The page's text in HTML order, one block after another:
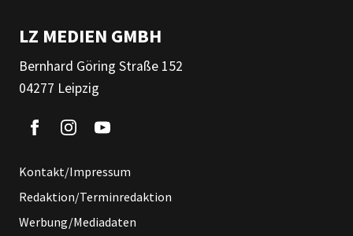
LZ MEDIEN GMBH
Bernhard Göring Straße 152
04277 Leipzig
Kontakt/Impressum
Redaktion/Terminredaktion
Werbung/Mediadaten